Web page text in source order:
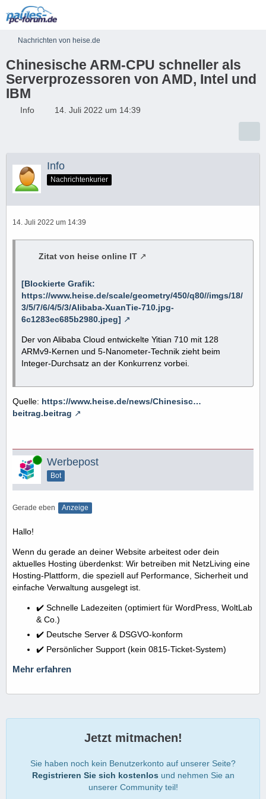
Nachrichten von heise.de
Chinesische ARM-CPU schneller als
Serverprozessoren von AMD, Intel und
IBM
Info 14. Juli 2022 um 14:39
Info
Nachrichtenkurier
14. Juli 2022 um 14:39
Zitat von heise online IT
[Blockierte Grafik:
https://www.heise.de/scale/geometry/450/q80//imgs/18/
3/5/7/6/4/5/3/Alibaba-XuanTie-710.jpg-
6c1283ec685b2980.jpeg]
Der von Alibaba Cloud entwickelte Yitian 710 mit 128
ARMv9-Kernen und 5-Nanometer-Technik zieht beim
Integer-Durchsatz an der Konkurrenz vorbei.
Quelle: https://www.heise.de/news/Chinesisc…
beitrag.beitrag
Online Werbepost
Bot
Gerade eben Anzeige
Hallo!
Wenn du gerade an deiner Website arbeitest oder dein
aktuelles Hosting überdenkst: Wir betreiben mit NetzLiving eine
Hosting-Plattform, die speziell auf Performance, Sicherheit und
einfache Verwaltung ausgelegt ist.
✔️ Schnelle Ladezeiten (optimiert für WordPress, WoltLab
& Co.)
✔️ Deutsche Server & DSGVO-konform
✔️ Persönlicher Support (kein 0815-Ticket-System)
Mehr erfahren
Jetzt mitmachen!
Sie haben noch kein Benutzerkonto auf unserer Seite?
Registrieren Sie sich kostenlos und nehmen Sie an
unserer Community teil!